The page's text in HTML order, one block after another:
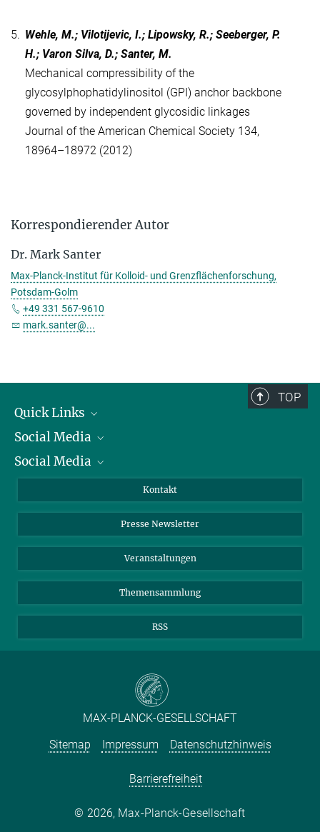
5. Wehle, M.; Vilotijevic, I.; Lipowsky, R.; Seeberger, P.
H.; Varon Silva, D.; Santer, M.
Mechanical compressibility of the
glycosylphophatidylinositol (GPI) anchor backbone
governed by independent glycosidic linkages
Journal of the American Chemical Society 134,
18964–18972 (2012)
Korrespondierender Autor
Dr. Mark Santer
Max-Planck-Institut für Kolloid- und Grenzflächenforschung,
Potsdam-Golm
+49 331 567-9610
mark.santer@...
TOP
Quick Links
Präsident
Zahlen und Fakten
Meldestelle Fehlverhalten
Social Media
Bluesky
TikTok
Social Media
Instagram
YouTube
Kontakt
Presse Newsletter
Veranstaltungen
Themensammlung
RSS
MAX-PLANCK-GESELLSCHAFT
Sitemap
Impressum Datenschutzhinweis
Barrierefreiheit
2026, Max-Planck-Gesellschaft